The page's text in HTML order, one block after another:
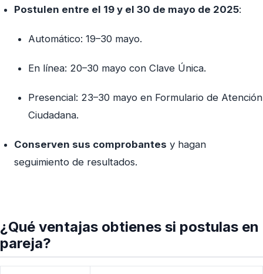
Postulen entre el 19 y el 30 de mayo de 2025:
Automático: 19–30 mayo.
En línea: 20–30 mayo con Clave Única.
Presencial: 23–30 mayo en Formulario de Atención
Ciudadana.
Conserven sus comprobantes y hagan
seguimiento de resultados.
¿Qué ventajas obtienes si postulas en
pareja?